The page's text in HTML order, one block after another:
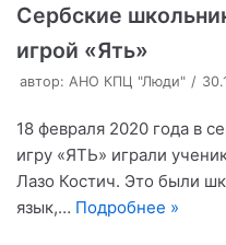
Сербские
игрой «Ять»
автор: АНО КПЦ "Люди"
18 февраля 2020 года в
игру «ЯТЬ» играли
Лазо Костич. Это были
язык,… Подробнее »